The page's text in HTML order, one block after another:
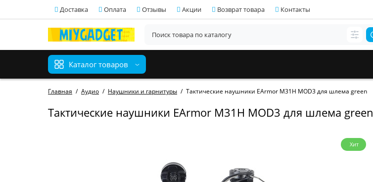
Доставка Оплата Отзывы Акции Возврат товара Контакты
Каталог товаров
Главная Аудио Наушники и гарнитуры Тактические наушники EArmor M31H MOD3 для шлема green
Тактические наушники EArmor M31H MOD3 для шлема green
Хит